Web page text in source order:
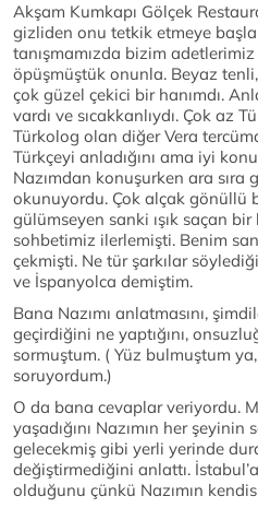
Akşam Kumkapı Gölçek
gizliden onu tetkik etmeye
tanışmamızda bizim
öpüşmüştük onunla. Beyaz
çok güzel çekici bir hanımdı.
vardı ve sıcakkanlıydı. Çok az
Türkolog olan diğer Vera
Türkçeyi anladığını ama iyi
Nazımdan konuşurken ara
okunuyordu. Çok alçak gönüllü
gülümseyen sanki ışık saçan
sohbetimiz ilerlemişti. Benim
çekmişti. Ne tür şarkılar
ve İspanyolca demiştim.
Bana Nazımı anlatmasını,
geçirdiğini ne yaptığını,
sormuştum. ( Yüz bulmuştum
soruyordum.)
O da bana cevaplar veriyordu.
yaşadığını Nazımın her
gelecekmiş gibi yerli yerinde
değiştirmediğini anlattı.
olduğunu çünkü Nazımın